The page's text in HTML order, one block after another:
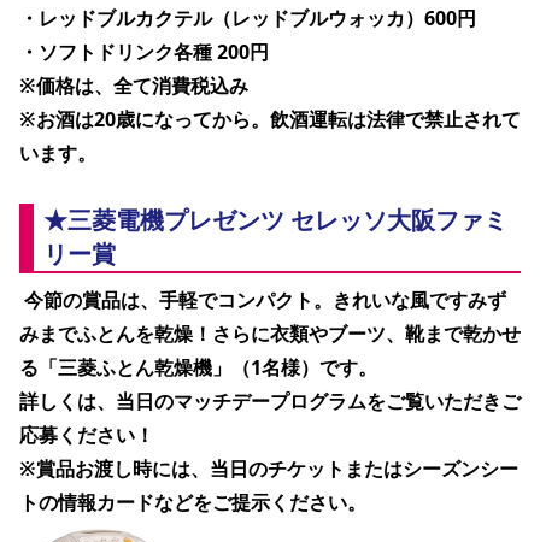
・レッドブルカクテル（レッドブルウォッカ）600円
・ソフトドリンク各種 200円
※価格は、全て消費税込み
※お酒は20歳になってから。飲酒運転は法律で禁止されて
います。
★三菱電機プレゼンツ セレッソ大阪ファミ
リー賞
今節の賞品は、 手軽でコンパクト。きれいな風ですみず
みまでふとんを乾燥！さらに衣類やブーツ、靴まで乾かせ
る「三菱ふとん乾燥機」（1名様） です。
詳しくは、当日のマッチデープログラムをご覧いただきご
応募ください！
※賞品お渡し時には、当日のチケットまたはシーズンシー
トの情報カードなどをご提示ください。